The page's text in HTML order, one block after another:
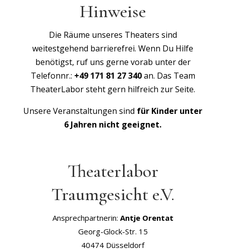
Hinweise
Die Räume unseres Theaters sind
weitestgehend barrierefrei. Wenn Du Hilfe
benötigst, ruf uns gerne vorab unter der
Telefonnr.: +49 171 81 27 340an. Das Team
TheaterLabor steht gern hilfreich zur Seite.
Unsere Veranstaltungen sind für Kinder unter
6 Jahren nicht geeignet.
Theaterlabor
Traumgesicht e.V.
Ansprechpartnerin: Antje Orentat
Georg-Glock-Str. 15
40474 Düsseldorf